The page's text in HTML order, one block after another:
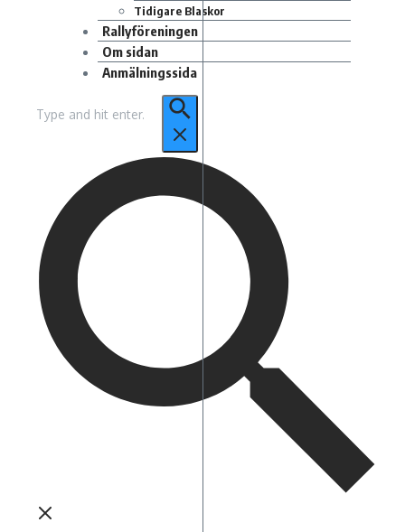
Tidigare Blaskor
Rallyföreningen
Om sidan
Anmälningssida
efter: